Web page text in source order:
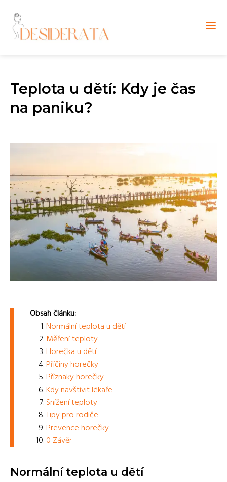
Teplota u dětí: Kdy je čas
na paniku?
Obsah článku:
Normální teplota u dětí
Měření teploty
Horečka u dětí
Příčiny horečky
Příznaky horečky
Kdy navštívit lékaře
Snížení teploty
Tipy pro rodiče
Prevence horečky
0 Závěr
Normální teplota u dětí